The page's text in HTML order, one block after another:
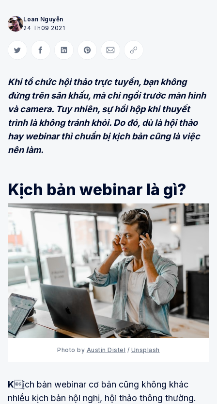
Loan Nguyễn
24 Th09 2021
Share on Twitter
Share on Facebook
Share on LinkedIn
Share on Pinterest
Share via Email
Copy link
Khi tổ chức hội thảo trực tuyến, bạn không
đứng trên sân khấu, mà chỉ ngồi trước màn hình
và camera. Tuy nhiên, sự hồi hộp khi thuyết
trình là không tránh khỏi. Do đó, dù là hội thảo
hay webinar thì chuẩn bị kịch bản cũng là việc
nên làm.
Kịch bản webinar là gì?
Photo by Austin Distel / Unsplash
Kịch bản webinar cơ bản cũng không khác
nhiều kịch bản hội nghị, hội thảo thông thường.